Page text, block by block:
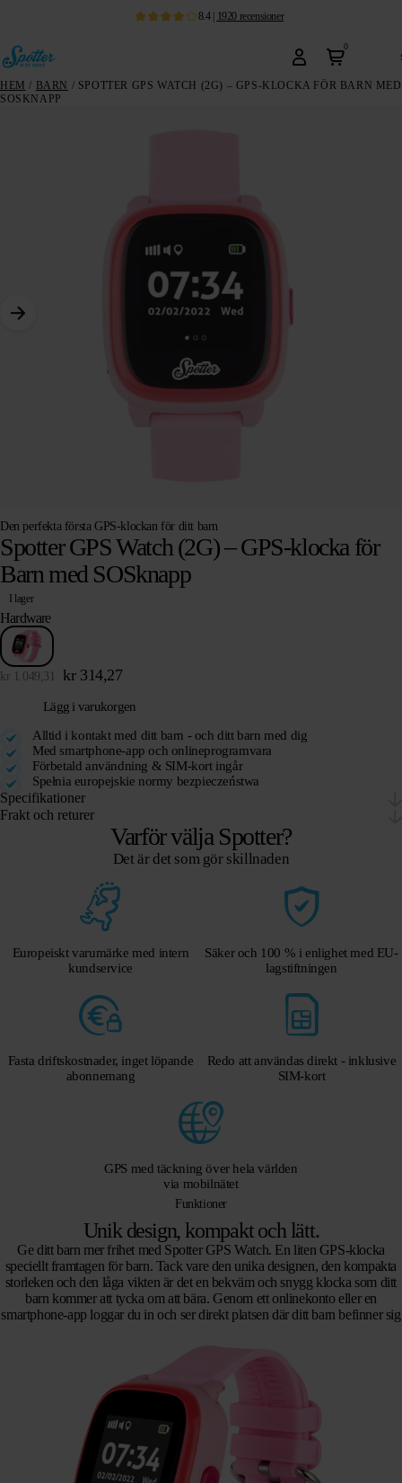
8.4| 1920 recensioner
0
HEM / BARN / SPOTTER GPS WATCH (2G) – GPS-KLOCKA FÖR BARN MED
SOSKNAPP
Den perfekta första GPS-klockan för ditt barn
Spotter GPS Watch (2G) – GPS-klocka för
Barn med SOSknapp
I lager
Hardware
kr 1.049,31 kr314,27
Lägg i varukorgen
Alltid i kontakt med ditt barn - och ditt barn med dig
Med smartphone-app och onlineprogramvara
Förbetald användning & SIM-kort ingår
Spełnia europejskie normy bezpieczeństwa
Specifikationer
Frakt och returer
Varför välja Spotter?
Det är det som gör skillnaden
Europeiskt varumärke med intern
kundservice
Säker och 100 % i enlighet med EU-
lagstiftningen
Fasta driftskostnader, inget löpande
abonnemang
Redo att användas direkt - inklusive
SIM-kort
GPS med täckning över hela världen
via mobilnätet
Funktioner
Unik design, kompakt och lätt.
Ge ditt barn mer frihet med Spotter GPS Watch. En liten GPS-klocka
speciellt framtagen för barn. Tack vare den unika designen, den kompakta
storleken och den låga vikten är det en bekväm och snygg klocka som ditt
barn kommer att tycka om att bära. Genom ett onlinekonto eller en
smartphone-app loggar du in och ser direkt platsen där ditt barn befinner sig